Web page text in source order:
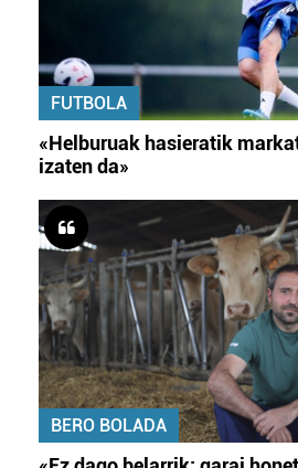
FUTBOLA
«Helburuak hasieratik
izaten da»
BERO BOLADA